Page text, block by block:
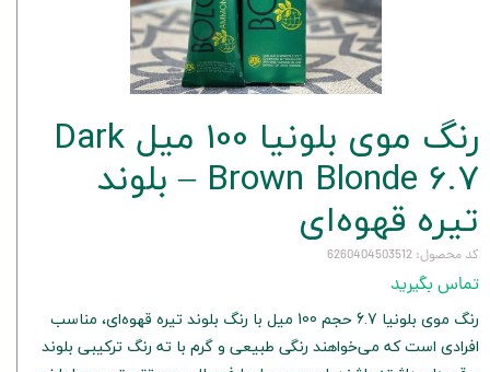
رنگ موی بلونیا 100 میل Dark
Brown Blonde 6.7 – بلوند
تیره قهوه‌ای
کد محصول: 6260404503512
تماس بگیرید
رنگ موی بلونیا 6.7 حجم 100 میل با رنگ بلوند تیره قهوه‌ای، مناسب
افرادی است که می‌خواهند رنگی طبیعی و گرم با ته رنگ ترکیبی بلوند